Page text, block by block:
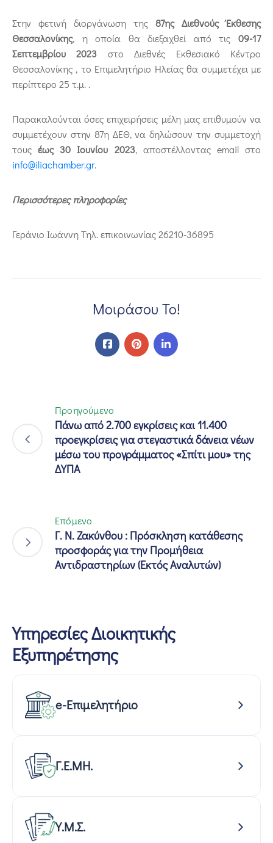
Στην φετινή διοργάνωση της 87ης Διεθνούς Έκθεσης
Θεσσαλονίκης, η οποία θα διεξαχθεί από τις 09-17
Σεπτεμβρίου 2023 στο Διεθνές Εκθεσιακό Κέντρο
Θεσσαλονίκης , το Επιμελητήριο Ηλείας θα συμμετέχει με
περίπτερο 25 τ.μ. .
Παρακαλούνται όσες επιχειρήσεις μέλη μας επιθυμούν να
συμμετέχουν στην 87η ΔΕΘ, να δηλώσουν την συμμετοχή
τουςέως 30 Ιουνίου 2023, αποστέλλοντας emailστο
info@iliachamber.gr.
Περισσότερες πληροφορίες
Γεράνιο Ιωάννη Τηλ. επικοινωνίας 26210-36895
Μοιράσου Το!
Προηγούμενο
Πάνω από 2.700 εγκρίσεις και 11.400
προεγκρίσεις για στεγαστικά δάνεια νέων
μέσω του προγράμματος «Σπίτι μου» της
ΔΥΠΑ
Επόμενο
Γ. Ν. Ζακύνθου : Πρόσκληση κατάθεσης
προσφοράς για την Προμήθεια
Αντιδραστηρίων (Εκτός Αναλυτών)
Υπηρεσίες Διοικητικής
Εξυπηρέτησης
e-Επιμελητήριο
Γ.Ε.ΜΗ.
Υ.Μ.Σ.